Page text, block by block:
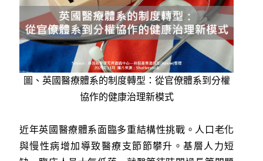
圖、英國醫療體系的制度轉型：從官僚體系到分權
協作的健康治理新模式
近年英國醫療體系面臨多重結構性挑戰。人口老化
與慢性病增加導致醫療支節節攀升。基層人力短